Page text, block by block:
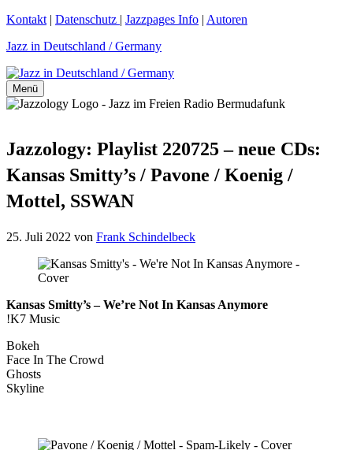
Zum
springen
Kontakt | Datenschutz | Jazzpages Info | Autoren
Jazz in Deutschland / Germany
Menü
Jazzology: Playlist 220725 – neue CDs:
Kansas Smitty’s / Pavone / Koenig /
Mottel, SSWAN
25. Juli 2022 von Frank Schindelbeck
Kansas Smitty’s – We’re Not In Kansas Anymore
!K7 Music
Bokeh
Face In The Crowd
Ghosts
Skyline